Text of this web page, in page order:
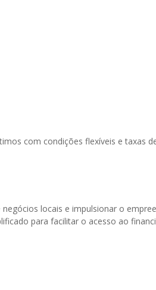
com condições flexíveis e taxas
locais e impulsionar o
para facilitar o acesso ao